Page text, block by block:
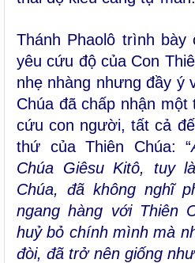
Thánh Phaolô trình bày
yêu cứu độ của Con
nhẹ nhàng nhưng đầy ý
Chúa đã chấp nhận
cứu con người, tất cả
thứ của Thiên Chúa: “
Chúa Giêsu Kitô, tuy
Chúa, đã không nghĩ
ngang hàng với Thiên
huỷ bỏ chính mình mà
đòi, đã trở nên giống